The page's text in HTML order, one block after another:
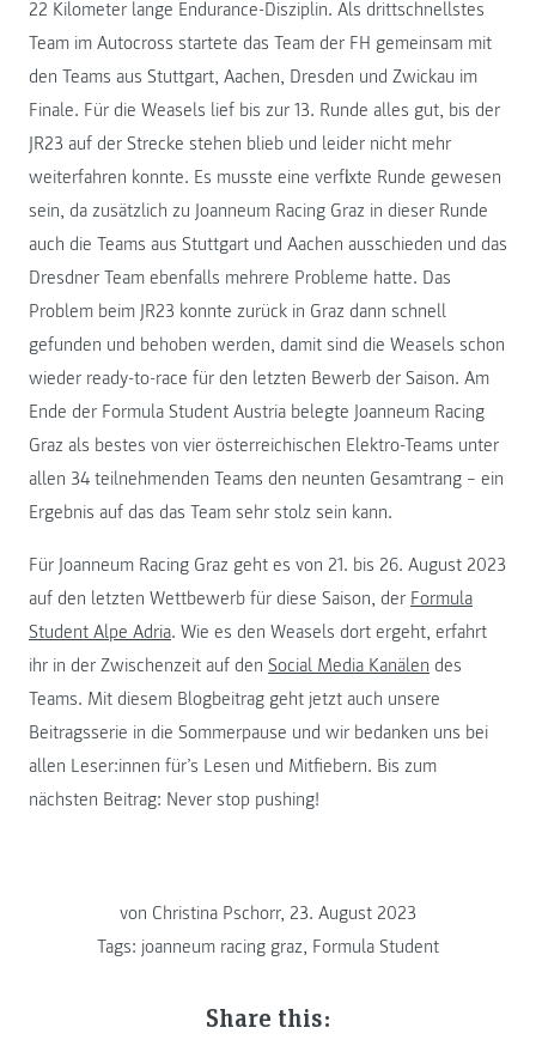
22 Kilometer lange Endurance-Disziplin. Als drittschnellstes
Team im Autocross startete das Team der FH gemeinsam mit
den Teams aus Stuttgart, Aachen, Dresden und Zwickau im
Finale. Für die Weasels lief bis zur 13. Runde alles gut, bis der
JR23 auf der Strecke stehen blieb und leider nicht mehr
weiterfahren konnte. Es musste eine verflixte Runde gewesen
sein, da zusätzlich zu Joanneum Racing Graz in dieser Runde
auch die Teams aus Stuttgart und Aachen ausschieden und das
Dresdner Team ebenfalls mehrere Probleme hatte. Das
Problem beim JR23 konnte zurück in Graz dann schnell
gefunden und behoben werden, damit sind die Weasels schon
wieder ready-to-race für den letzten Bewerb der Saison. Am
Ende der Formula Student Austria belegte Joanneum Racing
Graz als bestes von vier österreichischen Elektro-Teams unter
allen 34 teilnehmenden Teams den neunten Gesamtrang – ein
Ergebnis auf das das Team sehr stolz sein kann.
Für Joanneum Racing Graz geht es von 21. bis 26. August 2023
auf den letzten Wettbewerb für diese Saison, der Formula
Student Alpe Adria. Wie es den Weasels dort ergeht, erfahrt
ihr in der Zwischenzeit auf den Social Media Kanälen des
Teams. Mit diesem Blogbeitrag geht jetzt auch unsere
Beitragsserie in die Sommerpause und wir bedanken uns bei
allen Leser:innen für’s Lesen und Mitfiebern. Bis zum
nächsten Beitrag: Never stop pushing!
von Christina Pschorr, 23. August 2023
Tags: joanneum racing graz, Formula Student
Share this: